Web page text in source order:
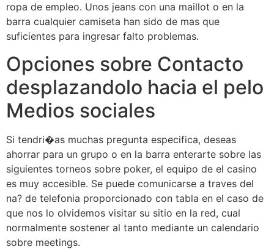
ropa de empleo. Unos jeans con una maillot o en la
barra cualquier camiseta han sido de mas que
suficientes para ingresar falto problemas.
Opciones sobre Contacto
desplazandolo hacia el pelo
Medios sociales
Si tendri�as muchas pregunta especifica, deseas
ahorrar para un grupo o en la barra enterarte sobre las
siguientes torneos sobre poker, el equipo de el casino
es muy accesible. Se puede comunicarse a traves del
na? de telefonia proporcionado con tabla en el caso de
que nos lo olvidemos visitar su sitio en la red, cual
normalmente sostener al tanto mediante un calendario
sobre meetings.